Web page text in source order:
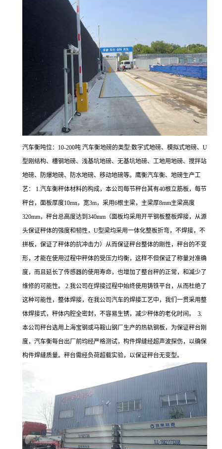
汽车衡吨位：10-200吨 汽车衡地磅的类型:数字式地磅、模拟式地磅、U
型刚结构、槽钢地磅、浅基坑地磅、无基坑地磅、工地用地磅、搅拌站
地磅、防爆地磅、防水地磅、移动地磅等。鹰衡汽车衡、地磅生产工
艺： 1.汽车衡秤体材料的构成，本公司每节秤台其有40根立筋板，每节
秤台，面板厚度10mn，宽3m，采用6根主梁，主梁厚8mm主梁高度
320mm，秤台总高度达到340mm（面板均采用开平钢板整板焊接，从源
头保证秤体的强度和韧性，U型梁均采用一体化整板折弯，不焊接，不
拼板，保证了秤体的抗冲击力）从而保证秤台整体的刚性，秤台的不变
形，才能在使用过程中秤体的受压力均衡，这样不但保证了称量对准确
度，而且延长了传感器的使用寿命，也增加了整台秤的正常，和减少了
维修的可能性。 2.我公司在焊接过程中始终使用铸铁平台，从而杜绝了
这种可能性，整体焊接，在我公司汽车的焊接工艺中，我们一贯采用整
体焊接式，秤体内腔全密封，不容易生锈，减少秤体的老化时间。 3.
本公司秤台选用上海宝钢或马鞍山钢厂生产的热轨钢板，为保证秤台刚
度，汽车衡每台出厂前均经严格测试，构件焊缝经超声波探伤，以确保
构件焊缝质量。秤台需经负荷超载实验，以保证秤台无变型。